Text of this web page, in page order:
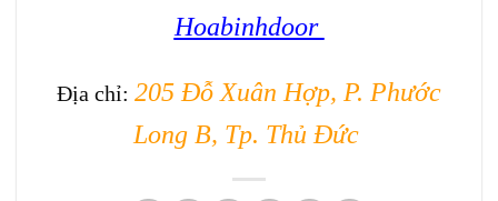
Hoabinhdoor
Địa chỉ: 205 Đỗ Xuân Hợp, P. Phước
Long B, Tp. Thủ Đức